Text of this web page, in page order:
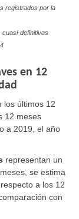
registrados por la
cuasi-definitivas
en 12
los últimos 12
12 meses
a 2019, el año
representan un
se estima
a los 12
con